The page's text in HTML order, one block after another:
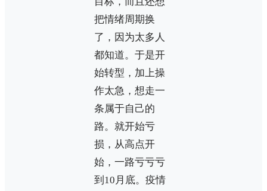
把情绪周期换
了，因为太多人
都知道。于是开
始转型，加上操
作太急，想走一
条属于自己的
路。就开始亏
损，从高点开
始，一路亏亏亏
到10月底。疫情